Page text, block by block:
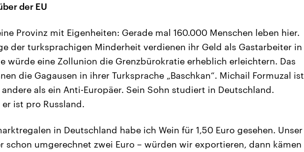
der EU
Provinz mit Eigenheiten: Gerade mal 160.000 Menschen leben hier.
der turksprachigen Minderheit verdienen ihr Geld als Gastarbeiter in
würde eine Zollunion die Grenzbürokratie erheblich erleichtern. Das
die Gagausen in ihrer Turksprache „Baschkan“. Michail Formuzal ist
als ein Anti-Europäer. Sein Sohn studiert in Deutschland.
ist pro Russland.
in Deutschland habe ich Wein für 1,50 Euro gesehen. Unser
schon umgerechnet zwei Euro – würden wir exportieren, dann kämen